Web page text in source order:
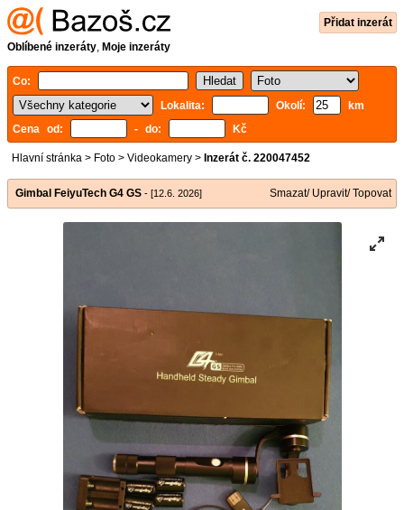
Přidat inzerát
Oblíbené inzeráty, Moje inzeráty
Co:
Lokalita:
Okolí:
km
Cena od:
- do: Kč
Hlavní stránka > Foto > Videokamery > Inzerát č. 220047452
Gimbal FeiyuTech G4 GS - [12.6. 2026] Smazat/ Upravit/ Topovat